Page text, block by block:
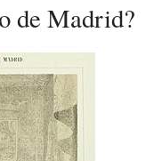
de Madrid?